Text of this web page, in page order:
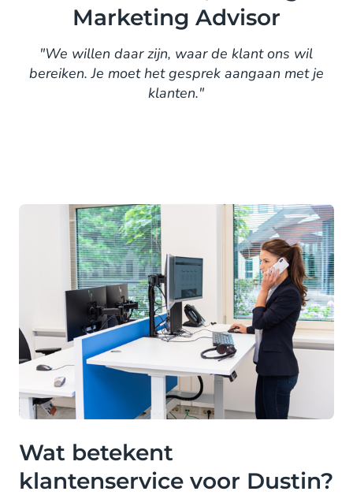
Marketing Advisor
"We willen daar zijn, waar de klant ons wil
bereiken. Je moet het gesprek aangaan met je
klanten."
Wat betekent
klantenservice voor Dustin?